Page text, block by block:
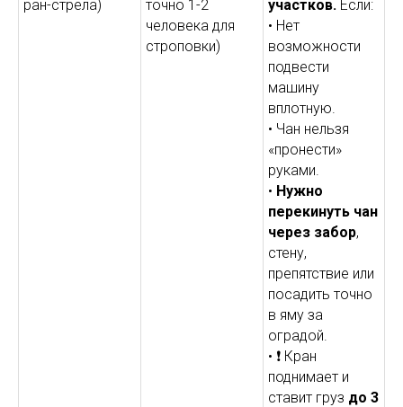
ран-стрела)
точно 1-2
человека для
строповки)
участков. Если:
• Нет
возможности
подвести
машину
вплотную.
• Чан нельзя
«пронести»
руками.
• Нужно
перекинуть чан
через забор,
стену,
препятствие или
посадить точно
в яму за
оградой.
• ❗ Кран
поднимает и
ставит груз до 3